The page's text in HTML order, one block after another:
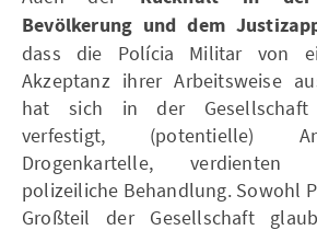
Bevölkerung und dem
dass die Polícia Militar von
Akzeptanz ihrer Arbeitsweise
hat sich in der Gesellschaft
verfestigt, (potentielle)
Drogenkartelle,
polizeiliche Behandlung. Sowohl
Großteil der Gesellschaft